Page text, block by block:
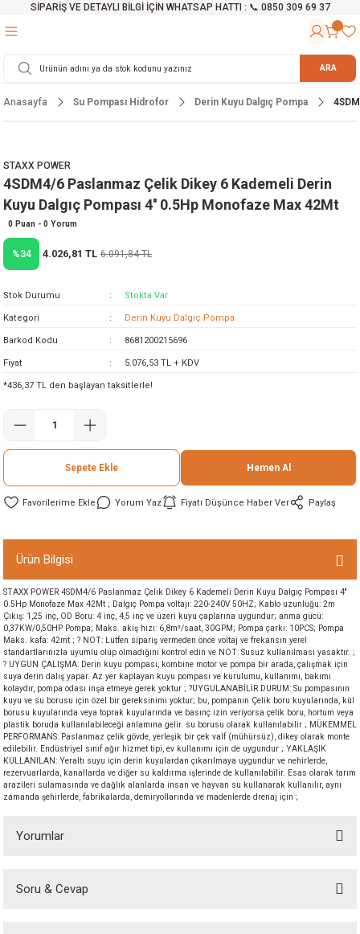
SİPARİŞ VE DETAYLI BİLGİ İÇİN WHATSAP HATTI : 📞 0850 309 69 37
Testereler
Makinesi
Testereler
Cihazları
Mikser
ve Arabalar
Malzemeleri ARA
Anasayfa Su Pompası Hidrofor Derin Kuyu Dalgıç Pompa
STAXX POWER
4SDM4/6 Paslanmaz Çelik Dikey 6 Kademeli Derin
Kuyu Dalgıç Pompası 4'' 0.5Hp Monofaze Max 42Mt
0 Puan - 0 Yorum
%34 4.026,81 TL 6.091,84 TL
Stok Durumu Stokta Var
Kategori Derin Kuyu Dalgıç Pompa
Barkod Kodu 8681200215696
Fiyat 5.076,53 TL + KDV
*436,37 TL den başlayan taksitlerle!
Sepete Ekle Hemen Al
Yorum Yaz Fiyatı Düşünce Haber Ver Paylaş
Ürün Bilgisi
STAXX POWER 4SDM4/6 Paslanmaz Çelik Dikey 6 Kademeli Derin Kuyu Dalgıç Pompası 4''
0.5Hp Monofaze Max 42Mt ; Dalgıç Pompa voltajı: 220-240V 50HZ; Kablo uzunluğu: 2m
Çıkış: 1,25 inç, OD Boru: 4 inç, 4,5 inç ve üzeri kuyu çaplarına uygundur; anma gücü:
0,37KW/0,50HP Pompa; Maks. akış hızı: 6,8m³/saat, 30GPM; Pompa çarkı: 10PCS; Pompa
Maks. kafa: 42mt ; ? NOT: Lütfen sipariş vermeden önce voltaj ve frekansın yerel
standartlarınızla uyumlu olup olmadığını kontrol edin ve NOT: Susuz kullanılması yasaktır. ;
? UYGUN ÇALIŞMA: Derin kuyu pompası, kombine motor ve pompa bir arada, çalışmak için
suya derin dalış yapar. Az yer kaplayan kuyu pompası ve kurulumu, kullanımı, bakımı
kolaydır, pompa odası inşa etmeye gerek yoktur ; ?UYGULANABİLİR DURUM: Su pompasının
kuyu ve su borusu için özel bir gereksinimi yoktur; bu, pompanın Çelik boru kuyularında, kül
borusu kuyularında veya toprak kuyularında ve basınç izin veriyorsa çelik boru, hortum veya
plastik boruda kullanılabileceği anlamına gelir. su borusu olarak kullanılabilir ; MÜKEMMEL
PERFORMANS: Paslanmaz çelik gövde, yerleşik bir çek valf (mühürsüz), dikey olarak monte
edilebilir. Endüstriyel sınıf ağır hizmet tipi, ev kullanımı için de uygundur ; YAKLAŞIK
KULLANILAN: Yeraltı suyu için derin kuyulardan çıkarılmaya uygundur ve nehirlerde,
rezervuarlarda, kanallarda ve diğer su kaldırma işlerinde de kullanılabilir. Esas olarak tarım
arazileri sulamasında ve dağlık alanlarda insan ve hayvan su kullanarak kullanılır, aynı
zamanda şehirlerde, fabrikalarda, demiryollarında ve madenlerde drenaj için ;
Yorumlar
Soru & Cevap